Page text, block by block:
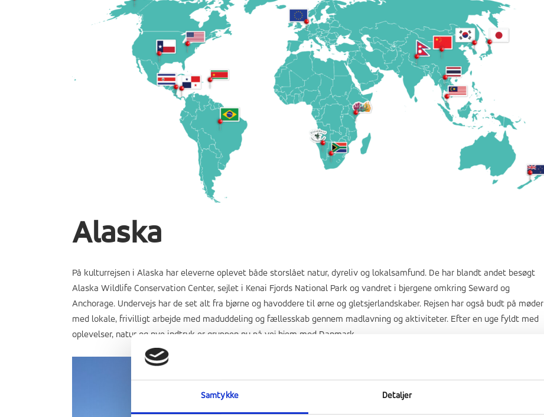
Samtykke Detaljer
Alaska
På kulturrejsen i Alaska har eleverne oplevet både storslået natur, dyreliv og lokalsamfund. De har blandt andet besøgt
Alaska Wildlife Conservation Center, sejlet i Kenai Fjords National Park og vandret i bjergene omkring Seward og
Anchorage. Undervejs har de set alt fra bjørne og havoddere til ørne og gletsjerlandskaber. Rejsen har også budt på møder
med lokale, frivilligt arbejde med maduddeling og fællesskab gennem madlavning og aktiviteter. Efter en uge fyldt med
oplevelser, natur og nye indtryk er gruppen nu på vej hjem mod Danmark.